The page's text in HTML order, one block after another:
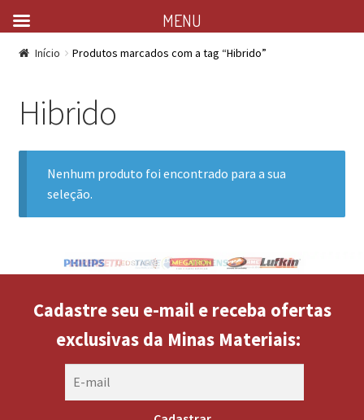
Início Produtos marcados com a tag “Hibrido”
Hibrido
Nenhum produto foi encontrado para a sua
seleção.
Cadastre seu e-mail e receba ofertas
exclusivas da Minas Materiais:
MENU